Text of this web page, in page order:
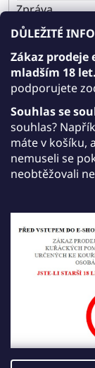
DŮLEŽITÉ
Zákaz
mladším 18 let.
podporujete
Souhlas se
souhlas?
máte v košíku,
nemuseli se
neobtěžovali
Zpráva
Opište text
Vložením
osobních údajů